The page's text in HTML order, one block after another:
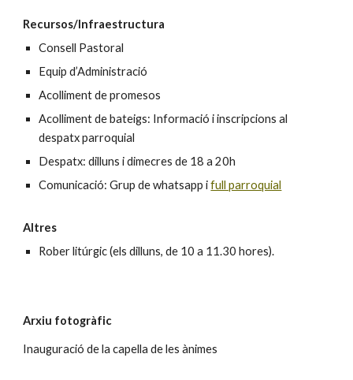
Recursos/Infraestructura
Consell Pastoral
Equip d’Administració
Acolliment de promesos
Acolliment de bateigs: Informació i inscripcions al
despatx parroquial
Despatx: dilluns i dimecres de 18 a 20h
Comunicació: Grup de whatsapp ifull parroquial
Altres
Rober litúrgic (els dilluns, de 10 a 11.30 hores).
Arxiu fotogràfic
Inauguració de la capella de les ànimes